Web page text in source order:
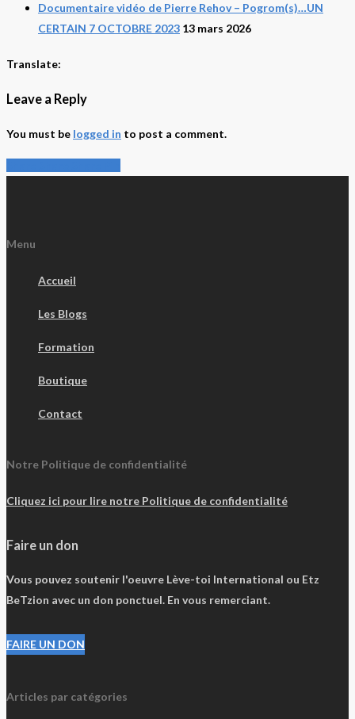
Documentaire vidéo de Pierre Rehov – Pogrom(s)…UN
CERTAIN 7 OCTOBRE 2023 13 mars 2026
Translate:
Leave a Reply
You must be logged in to post a comment.
Menu
Accueil
Les Blogs
Formation
Boutique
Contact
Notre Politique de confidentialité
Cliquez ici pour lire notre Politique de confidentialité
Faire un don
Vous pouvez soutenir l'oeuvre Lève-toi International ou Etz
BeTzion avec un don ponctuel. En vous remerciant.
FAIRE UN DON
Articles par catégories